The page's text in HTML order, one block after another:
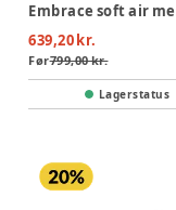
639,20 kr.
Før799,00 kr.
Lagerstatus